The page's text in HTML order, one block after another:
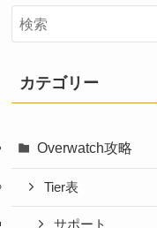
カテゴリー
Overwatch攻略
Tier表
サポート